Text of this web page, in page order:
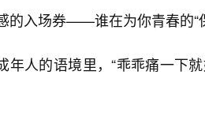
的入场券——谁在为你青春的“
年人的语境里，“乖乖痛一下